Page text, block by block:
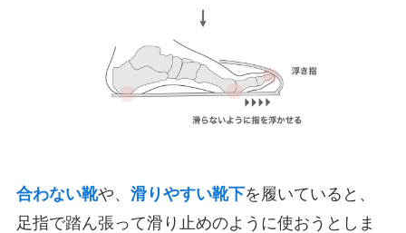
合わない靴や、 滑りやすい靴下を履いていると、
足指で踏ん張って滑り止めのように使おうとしま